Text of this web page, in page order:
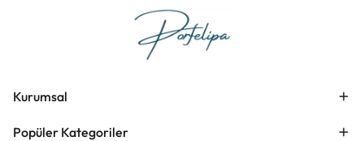
Kurumsal
Popüler Kategoriler